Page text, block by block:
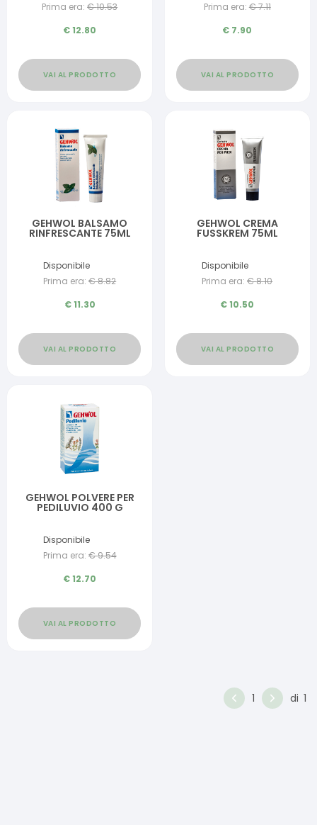
Prima era: €10.53
€12.80
VAI AL PRODOTTO
Prima era: €7.11
€ 7.90
VAI AL PRODOTTO
GEHWOL BALSAMO
RINFRESCANTE 75ML
Disponibile
Prima era: €8.82
€11.30
VAI AL PRODOTTO
GEHWOL CREMA
FUSSKREM 75ML
Disponibile
Prima era: €8.10
€10.50
VAI AL PRODOTTO
GEHWOL POLVERE PER
PEDILUVIO 400 G
Disponibile
Prima era: €9.54
€12.70
VAI AL PRODOTTO
1 di 1